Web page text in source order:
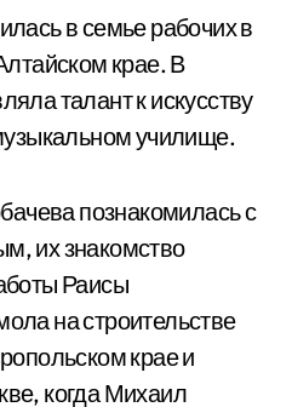
в семье рабочих в
крае. В
талант к искусству
училище.
познакомилась с
их знакомство
Раисы
на строительстве
крае и
когда Михаил